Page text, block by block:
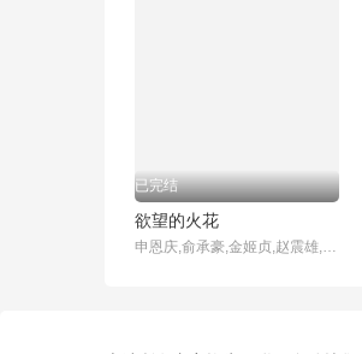
已完结
欲望的火花
申恩庆,俞承豪,金姬贞,赵震雄,徐雨,赵敏基,李顺载,白日燮,李孝春,金炳基,李甫姫,赵成夏